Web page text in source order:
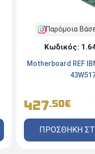
Παρόμοια
Κωδικός:
Motherboard REF
427.50€
ΠΡΟΣΘΗΚΗ